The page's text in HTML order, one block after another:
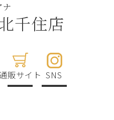
ナ
千住店
販サイト SNS